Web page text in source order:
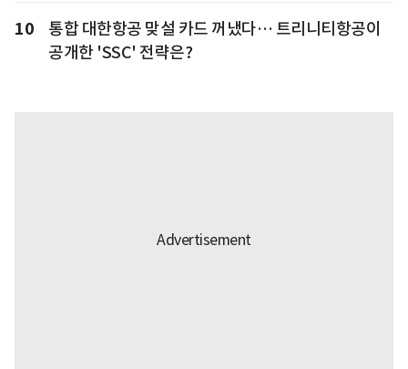
10
통합 대한항공 맞설 카드 꺼냈다… 트리니티항공이
공개한 'SSC' 전략은?